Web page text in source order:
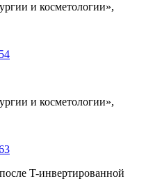
и косметологии»,
и косметологии»,
T-инвертированной